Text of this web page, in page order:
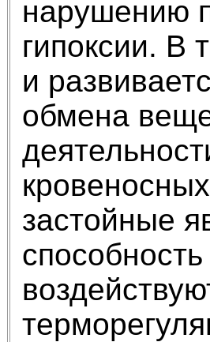
нарушению
гипоксии. В
и
обмена
застойные